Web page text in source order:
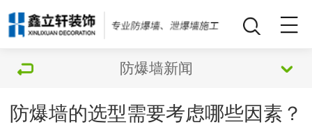
防爆墙新闻
防爆墙的选型需要考虑哪些因素？